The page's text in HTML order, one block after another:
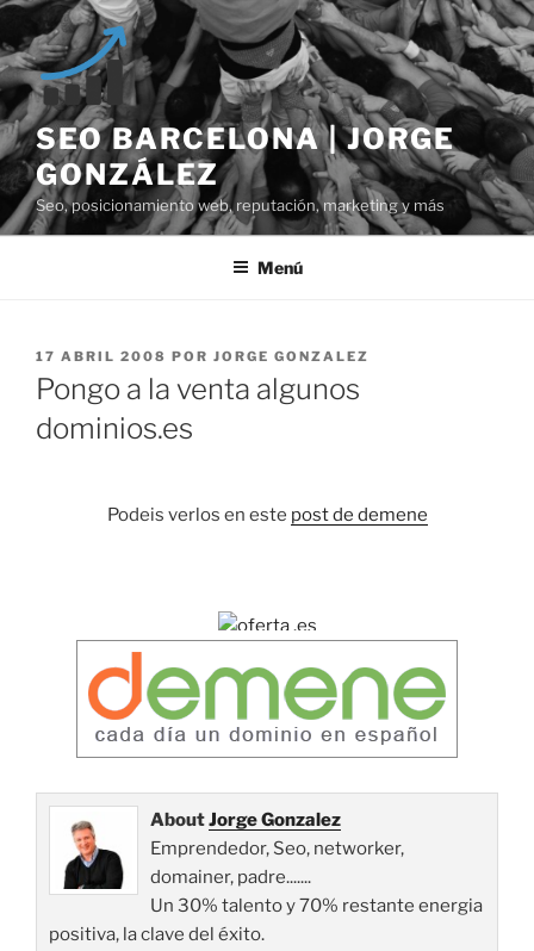
Saltar
al
contenido
SEO BARCELONA | JORGE
GONZÁLEZ
Seo, posicionamiento web, reputación, marketing y más
Menú
PUBLICADO
EL
17 ABRIL 2008 POR JORGE GONZALEZ
Pongo a la venta algunos
dominios.es
Podeis verlos en este post de demene
AboutJorge Gonzalez
Emprendedor, Seo, networker,
domainer, padre.......
Un 30% talento y 70% restante energia
positiva, la clave del éxito.